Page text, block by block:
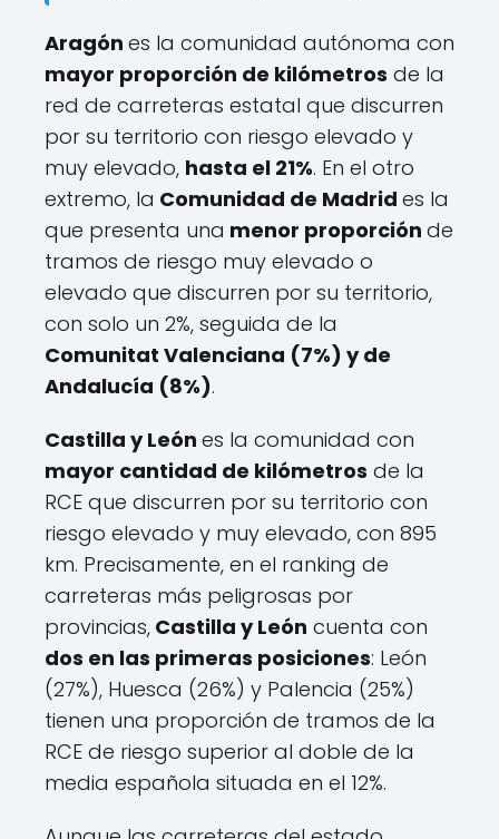
Aragón es la comunidad autónoma con
mayor proporción de kilómetros de la
red de carreteras estatal que discurren
por su territorio con riesgo elevado y
muy elevado, hasta el 21%. En el otro
extremo, la Comunidad de Madrid es la
que presenta una menor proporción de
tramos de riesgo muy elevado o
elevado que discurren por su territorio,
con solo un 2%, seguida de la
Comunitat Valenciana (7%) y de
Andalucía (8%).
Castilla y León es la comunidad con
mayor cantidad de kilómetros de la
RCE que discurren por su territorio con
riesgo elevado y muy elevado, con 895
km. Precisamente, en el ranking de
carreteras más peligrosas por
provincias, Castilla y León cuenta con
dos en las primeras posiciones: León
(27%), Huesca (26%) y Palencia (25%)
tienen una proporción de tramos de la
RCE de riesgo superior al doble de la
media española situada en el 12%.